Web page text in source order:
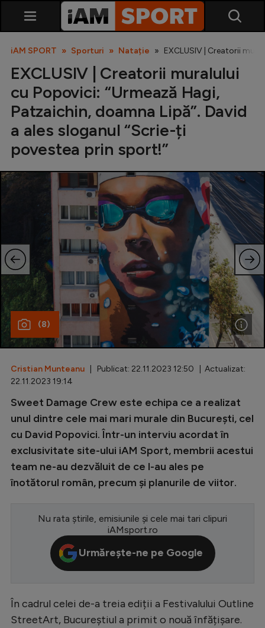
SuperLiga
Liga 2
Cupa României
Echipa Națională
U21
Fotbal feminin
Special
Diverse
Champions League
Europa League
Conference League
CM 2026
LaLiga
Serie A
Bundesliga
Campionate
iAM SPORT Sporturi Natație EXCLUSIV | Creatorii
EXCLUSIV | Creatorii muralului
cu Popovici: “Urmează Hagi,
Patzaichin, doamna Lipă”. David
a ales sloganul “Scrie-ți
povestea prin sport!”
(8)
Cristian Munteanu | Publicat: 22.11.2023 12:50 | Actualizat:
22.11.2023 19:14
Sweet Damage Crew este echipa ce a realizat
unul dintre cele mai mari murale din București, cel
cu David Popovici. Într-un interviu acordat în
exclusivitate site-ului iAM Sport, membrii acestui
team ne-au dezvăluit de ce l-au ales pe
înotătorul român, precum și planurile de viitor.
Nu rata știrile, emisiunile și cele mai tari clipuri
iAMsport.ro
Urmărește-ne pe Google
În cadrul celei de-a treia ediții a Festivalului Outline
StreetArt, Bucureștiul a primit o nouă înfățișare.